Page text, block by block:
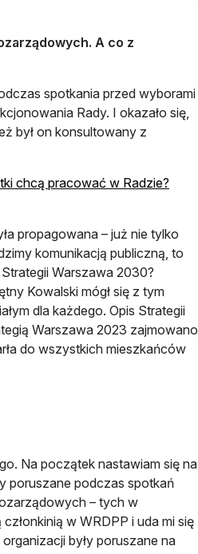
A co z
spotkania przed wyborami
Rady. I okazało się,
był on konsultowany z
chcą pracować w Radzie?
propagowana – już nie tylko
komunikacją publiczną, to
Warszawa 2030?
Kowalski mógł się z tym
dla każdego. Opis Strategii
Warszawa 2023 zajmowano
do wszystkich mieszkańców
Na początek nastawiam się na
poruszane podczas spotkań
– tych w
w WRDPP i uda mi się
były poruszane na